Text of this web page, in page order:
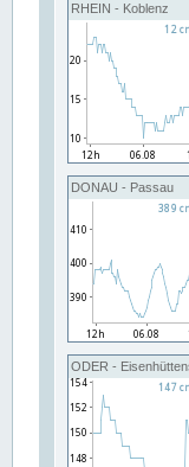
RHEIN - Koblenz
DONAU - Passau
ODER -